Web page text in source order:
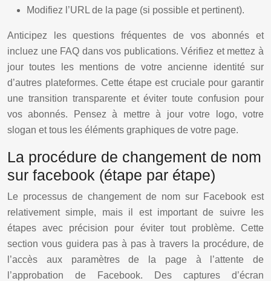
Modifiez l’URL de la page (si possible et pertinent).
Anticipez les questions fréquentes de vos abonnés et
incluez une FAQ dans vos publications. Vérifiez et mettez à
jour toutes les mentions de votre ancienne identité sur
d’autres plateformes. Cette étape est cruciale pour garantir
une transition transparente et éviter toute confusion pour
vos abonnés. Pensez à mettre à jour votre logo, votre
slogan et tous les éléments graphiques de votre page.
La procédure de changement de nom
sur facebook (étape par étape)
Le processus de changement de nom sur Facebook est
relativement simple, mais il est important de suivre les
étapes avec précision pour éviter tout problème. Cette
section vous guidera pas à pas à travers la procédure, de
l’accès aux paramètres de la page à l’attente de
l’approbation de Facebook. Des captures d’écran